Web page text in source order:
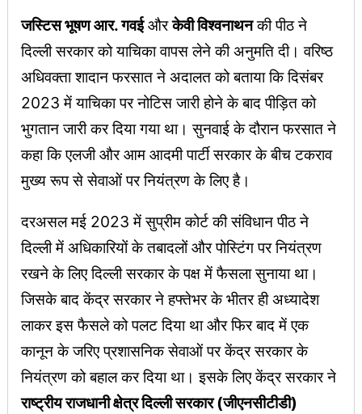
जस्टिस भूषण आर. गवईऔरकेवी विश्वनाथनकी पीठ ने
दिल्ली सरकार को याचिका वापस लेने की अनुमति दी। वरिष्ठ
अधिवक्ता शादान फरसात ने अदालत को बताया कि दिसंबर
2023 में याचिका पर नोटिस जारी होने के बाद पीड़ित को
भुगतान जारी कर दिया गया था। सुनवाई के दौरान फरसात ने
कहा कि एलजी और आम आदमी पार्टी सरकार के बीच टकराव
मुख्य रूप से सेवाओं पर नियंत्रण के लिए है।
दरअसल मई 2023 में सुप्रीम कोर्ट की संविधान पीठ ने
दिल्ली में अधिकारियों के तबादलों और पोस्टिंग पर नियंत्रण
रखने के लिए दिल्ली सरकार के पक्ष में फैसला सुनाया था।
जिसके बाद केंद्र सरकार ने हफ्तेभर के भीतर ही अध्यादेश
लाकर इस फैसले को पलट दिया था और फिर बाद में एक
कानून के जरिए प्रशासनिक सेवाओं पर केंद्र सरकार के
नियंत्रण को बहाल कर दिया था। इसके लिए केंद्र सरकार ने
राष्ट्रीय राजधानी क्षेत्र दिल्ली सरकार (जीएनसीटीडी)